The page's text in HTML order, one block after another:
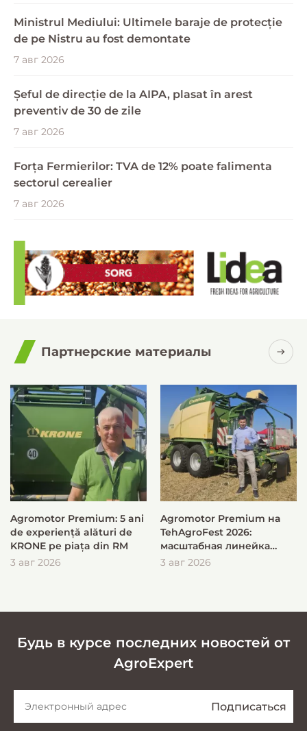
Ministrul Mediului: Ultimele baraje de protecție
de pe Nistru au fost demontate
7 авг 2026
Șeful de direcție de la AIPA, plasat în arest
preventiv de 30 de zile
7 авг 2026
Forța Fermierilor: TVA de 12% poate falimenta
sectorul cerealier
7 авг 2026
Партнерские материалы
Agromotor Premium: 5 ani
de experiență alături de
KRONE pe piața din RM
3 авг 2026
Agromotor Premium на
TehAgroFest 2026:
масштабная линейка
KRONE для быстрой и
3 авг 2026
Будь в курсе последних новостей от
AgroExpert